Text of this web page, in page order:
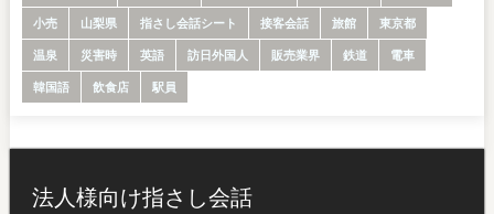
小売
山梨県 指さし会話シート 接客会話 旅館
東京都
温泉
災害時 英語 訪日外国人 販売業界 鉄道
電車
韓国語
飲食店 駅員
法人様向け指さし会話